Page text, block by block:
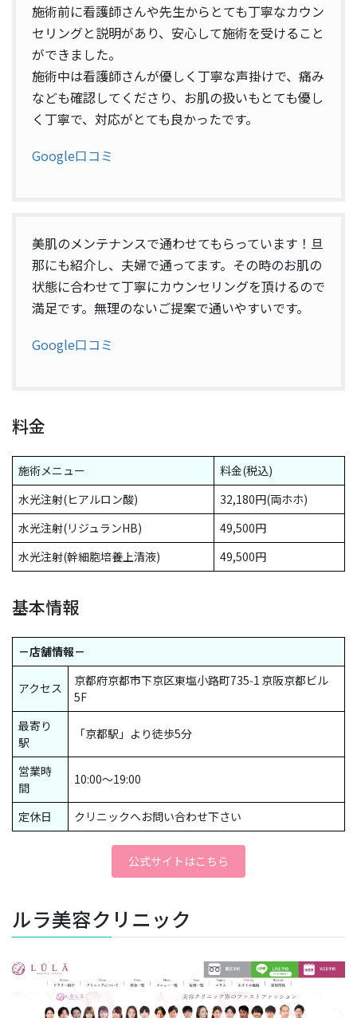
施術前に看護師さんや先生からとても丁寧なカウン
セリングと説明があり、安心して施術を受けること
ができました。
施術中は看護師さんが優しく丁寧な声掛けで、痛み
なども確認してくださり、お肌の扱いもとても優し
く丁寧で、対応がとても良かったです。
Google口コミ
美肌のメンテナンスで通わせてもらっています！旦
那にも紹介し、夫婦で通ってます。その時のお肌の
状態に合わせて丁寧にカウンセリングを頂けるので
満足です。無理のないご提案で通いやすいです。
Google口コミ
料金
施術メニュー
料金(税込)
水光注射(ヒアルロン酸)
32,180円(両ホホ)
水光注射(リジュランHB)
49,500円
水光注射(幹細胞培養上清液)
49,500円
基本情報
－店舗情報－
アクセス
京都府京都市下京区東塩小路町735‑1 京阪京都ビル
5F
最寄り
駅
「京都駅」より徒歩5分
営業時
間
10:00〜19:00
定休日 クリニックへお問い合わせ下さい
公式サイトはこちら
ルラ美容クリニック